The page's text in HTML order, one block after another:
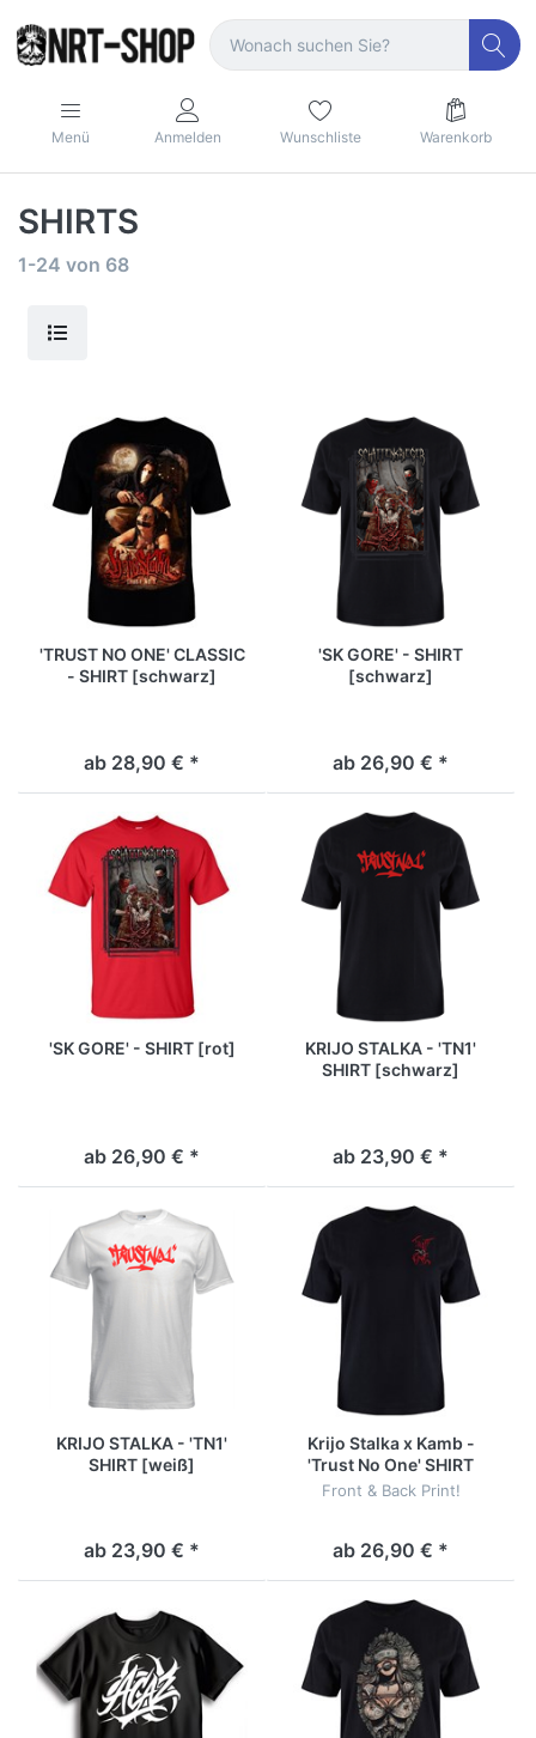
Menü Anmelden Wunschliste Warenkorb
SHIRTS
1-24 von 68
'TRUST NO ONE' CLASSIC
- SHIRT [schwarz]
ab 28,90 € *
'SK GORE' - SHIRT
[schwarz]
ab 26,90 € *
'SK GORE' - SHIRT [rot]
ab 26,90 € *
KRIJO STALKA - 'TN1'
SHIRT [schwarz]
ab 23,90 € *
KRIJO STALKA - 'TN1'
SHIRT [weiß]
ab 23,90 € *
Krijo Stalka x Kamb -
'Trust No One' SHIRT
[schwarz]
Front & Back Print!
ab 26,90 € *